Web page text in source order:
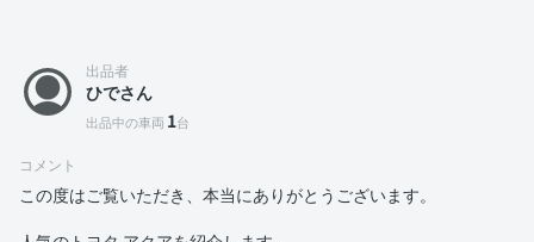
出品者
ひでさん
出品中の車両 1台
コメント
この度はご覧いただき、本当にありがとうございます。